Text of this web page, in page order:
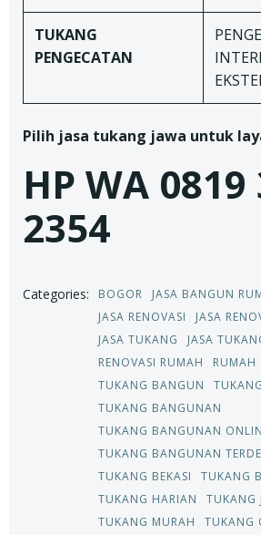
TUKANG
PENGECATAN
Pilih jasa tukang jawa untuk
HP WA 0819
2354
Categories: BOGOR
JASA BANGUN
JASA RENOVASI
JASA
JASA TUKANG
JASA
RENOVASI RUMAH
RUMAH
TUKANG BANGUN
TUKANG BANGUNAN
TUKANG BANGUNAN
TUKANG BANGUNAN
TUKANG BEKASI
TUKANG
TUKANG HARIAN
TUKANG
TUKANG MURAH
TUKANG